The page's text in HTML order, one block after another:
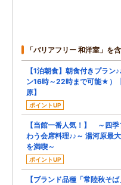
「バリアフリー 和洋室」を
【1泊朝食】朝食付きプラン
ン16時～22時まで可能★）
原】
ポイントUP
【当館一番人気！】 ～四
わう会席料理♪♪～ 湯河原最
を満喫～
ポイントUP
【ブランド品種「常陸秋そ